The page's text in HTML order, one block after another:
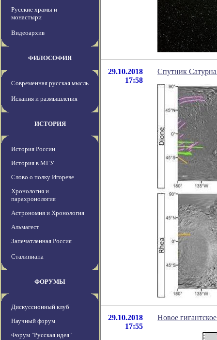
Русские храмы и
монастыри
Видеоархив
ФИЛОСОФИЯ
Современная русская мысль
Искания и размышления
ИСТОРИЯ
История России
История в МГУ
Слово о полку Игореве
Хронология и
парахронология
Астрономия и Хронология
Альмагест
Запечатленная Россия
Сталиниана
ФОРУМЫ
Дискуссионный клуб
Научный форум
Форум "Русская идея"
29.10.2018
17:58
Спутник
29.10.2018
17:55
Новое